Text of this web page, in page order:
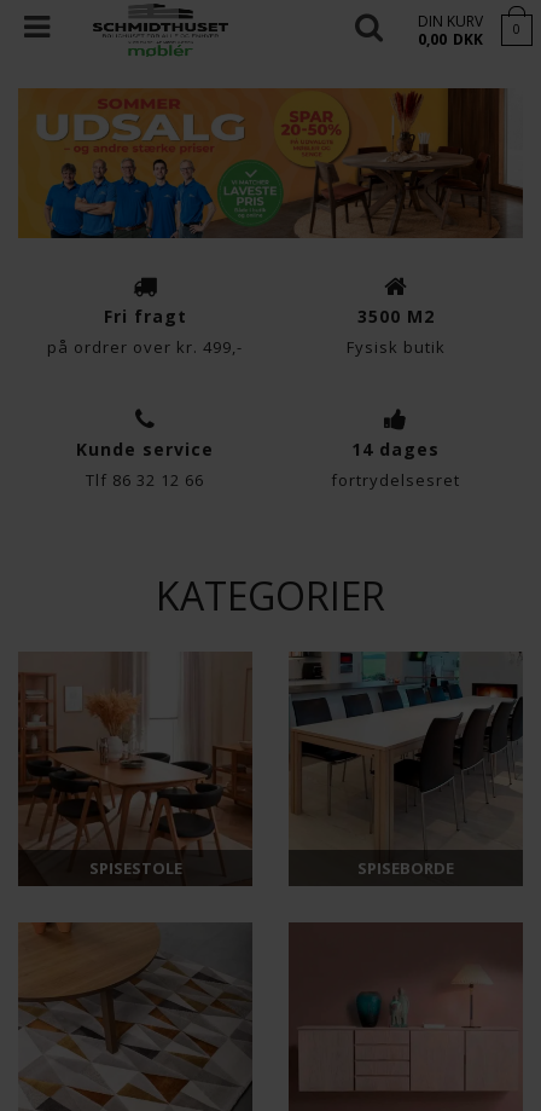
DIN KURV
0,00 DKK 0
Fri fragt
på ordrer over kr. 499,-
3500 M2
Fysisk butik
Kunde service
Tlf 86 32 12 66
14 dages
fortrydelsesret
KATEGORIER
SPISESTOLE SPISEBORDE